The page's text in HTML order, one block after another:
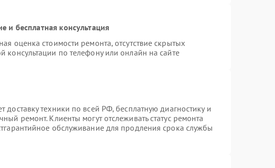
и бесплатная консультация
оценка стоимости ремонта, отсутствие скрытых
консультации по телефону или онлайн на сайте
доставку техники по всей РФ, бесплатную диагностику и
ремонт. Клиенты могут отслеживать статус ремонта
обслуживание для продления срока службы